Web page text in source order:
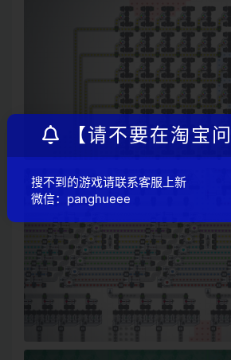
【请不要在淘宝
搜不到的游戏请联系客服上新
微信：panghueee